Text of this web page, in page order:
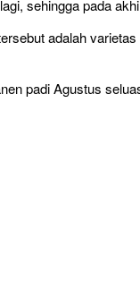
sehingga pada
adalah
padi Agustus